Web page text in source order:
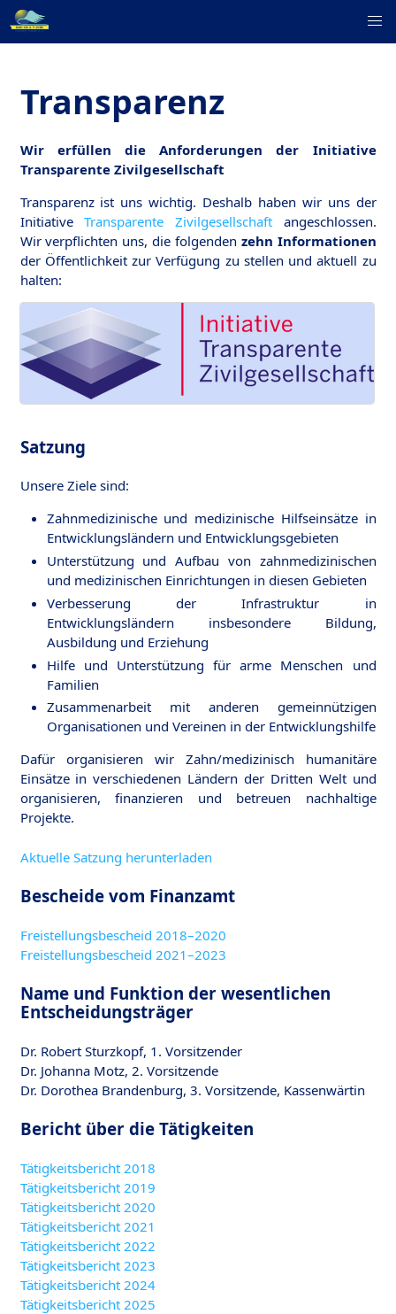
Transparenz
Wir erfüllen die Anforderungen der Initiative
Transparente Zivilgesellschaft
Transparenz ist uns wichtig. Deshalb haben wir uns der
InitiativeTransparente Zivilgesellschaftangeschlossen.
Wir verpflichten uns, die folgenden zehn Informationen
der Öffentlichkeit zur Verfügung zu stellen und aktuell zu
halten:
Satzung
Unsere Ziele sind:
Zahnmedizinische und medizinische Hilfseinsätze in
Entwicklungsländern und Entwicklungsgebieten
Unterstützung und Aufbau von zahnmedizinischen
und medizinischen Einrichtungen in diesen Gebieten
Verbesserung der Infrastruktur in
Entwicklungsländern insbesondere Bildung,
Ausbildung und Erziehung
Hilfe und Unterstützung für arme Menschen und
Familien
Zusammenarbeit mit anderen gemeinnützigen
Organisationen und Vereinen in der Entwicklungshilfe
Dafür organisieren wir Zahn/medizinisch humanitäre
Einsätze in verschiedenen Ländern der Dritten Welt und
organisieren, finanzieren und betreuen nachhaltige
Projekte.
Aktuelle Satzung herunterladen
Bescheide vom Finanzamt
Freistellungsbescheid 2018–2020
Freistellungsbescheid 2021–2023
Name und Funktion der wesentlichen
Entscheidungsträger
Dr. Robert Sturzkopf, 1. Vorsitzender
Dr. Johanna Motz, 2. Vorsitzende
Dr. Dorothea Brandenburg, 3. Vorsitzende, Kassenwärtin
Bericht über die Tätigkeiten
Tätigkeitsbericht 2018
Tätigkeitsbericht 2019
Tätigkeitsbericht 2020
Tätigkeitsbericht 2021
Tätigkeitsbericht 2022
Tätigkeitsbericht 2023
Tätigkeitsbericht 2024
Tätigkeitsbericht 2025